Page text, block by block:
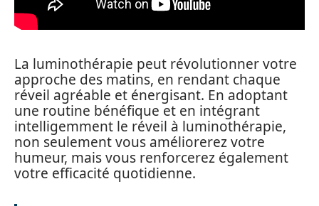
La luminothérapie peut révolutionner votre
approche des matins, en rendant chaque
réveil agréable et énergisant. En adoptant
une routine bénéfique et en intégrant
intelligemment le réveil à luminothérapie,
non seulement vous améliorerez votre
humeur, mais vous renforcerez également
votre efficacité quotidienne.